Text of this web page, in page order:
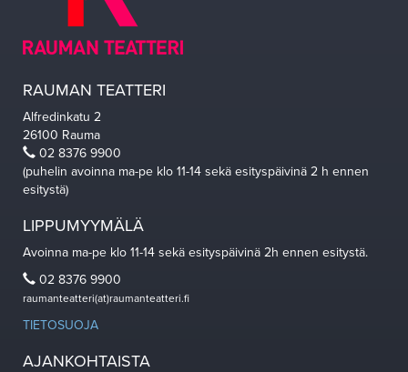
RAUMAN TEATTERI
Alfredinkatu 2
26100 Rauma
02 8376 9900
(puhelin avoinna ma-pe klo 11-14 sekä esityspäivinä 2 h ennen
esitystä)
LIPPUMYYMÄLÄ
Avoinna ma-pe klo 11-14 sekä esityspäivinä 2h ennen esitystä.
02 8376 9900
raumanteatteri(at)raumanteatteri.fi
TIETOSUOJA
AJANKOHTAISTA